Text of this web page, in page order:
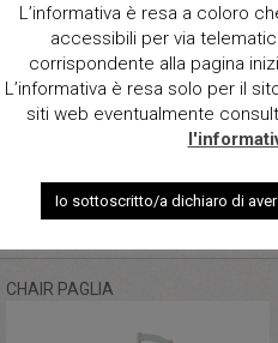
CHAIR PAGLIA
L’informativa è resa a coloro
accessibili per via
corrispondente alla pagina
L’informativa è resa solo per il
siti web eventualmente
Io sottoscritto/a dichiaro di